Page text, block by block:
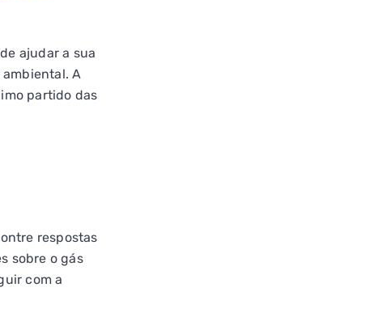
ajudar a sua
A
partido das
respostas
sobre o gás
com a